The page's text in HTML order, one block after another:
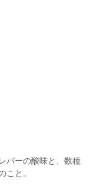
バーの酸味と、数種
こと。